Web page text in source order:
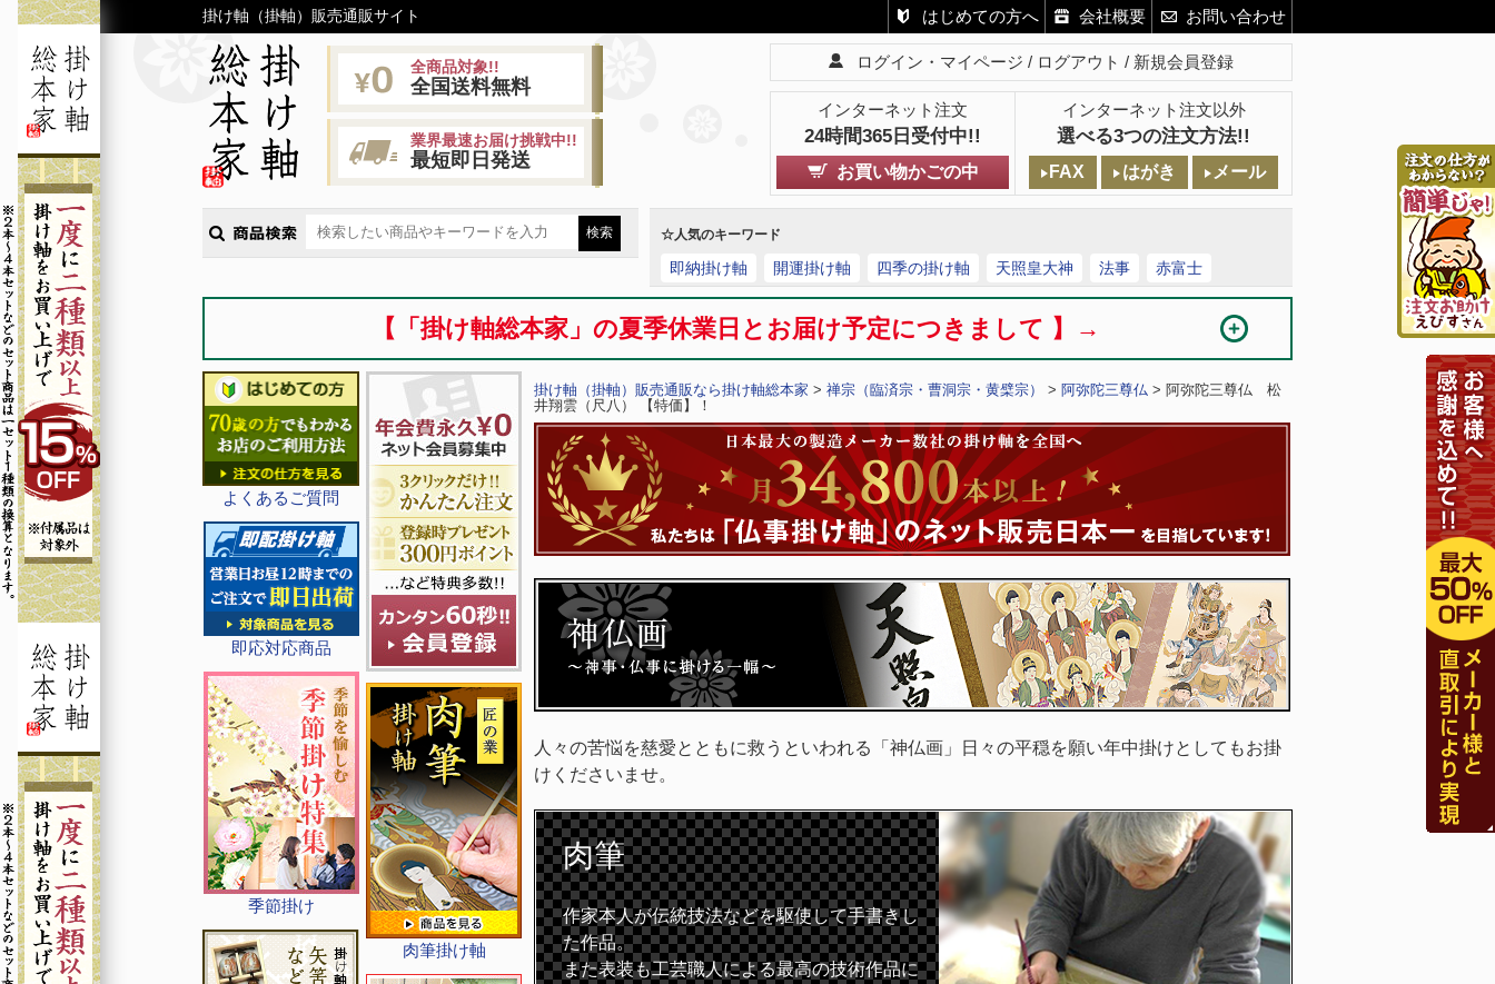
掛け軸（掛軸）販売通販サイト はじめての方へ 会社概要 お問い合わせ
全商品対象!!
全国送料無料
業界最速お届け挑戦中!!
最短即日発送
ログイン・マイページ ログアウト 新規会員登録
インターネット注文
24時間365日受付中!!
インターネット注文以外
選べる3つの注文方法!!
お買い物かごの中 FAX はがき メール
☆人気のキーワード
即納掛け軸 開運掛け軸 四季の掛け軸 天照皇大神 法事 赤富士
【「掛け軸総本家」の夏季休業日とお届け予定につきまして 】→
よくあるご質問
即応対応商品
季節掛け
肉筆掛け軸
掛け軸（掛軸）販売通販なら掛け軸総本家 > 禅宗（臨済宗・曹洞宗・黄檗宗） > 阿弥陀三尊仏 > 阿弥陀三尊仏 松
井翔雲（尺八） 【特価】！
人々の苦悩を慈愛とともに救うといわれる「神仏画」日々の平穏を願い年中掛けとしてもお掛
けくださいませ。
肉筆
作家本人が伝統技法などを駆使して手書きし
た作品。
また表装も工芸職人による最高の技術作品に